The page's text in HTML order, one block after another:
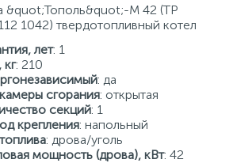
&quot;Тополь&quot;-М 42 (TP
1042) твердотопливный котел
лет: 1
кг: 210
: да
сгорания: открытая
секций: 1
крепления: напольный
: дрова/уголь
мощность (дрова), кВт: 42